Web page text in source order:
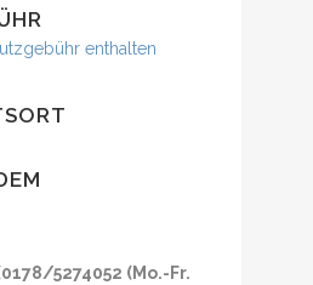
enthalten
5274052 (Mo.-Fr.